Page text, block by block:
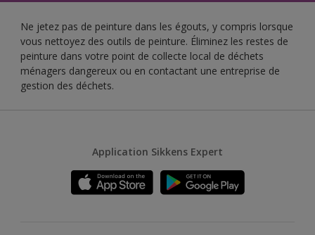
Ne jetez pas de peinture dans les égouts, y compris lorsque
vous nettoyez des outils de peinture. Éliminez les restes de
peinture dans votre point de collecte local de déchets
ménagers dangereux ou en contactant une entreprise de
gestion des déchets.
Application Sikkens Expert